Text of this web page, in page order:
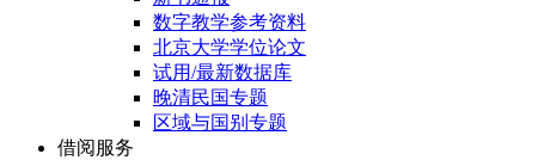
数字教学参考资料
北京大学学位论文
试用/最新数据库
晚清民国专题
区域与国别专题
借阅服务